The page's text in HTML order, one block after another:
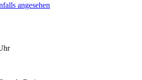
angesehen